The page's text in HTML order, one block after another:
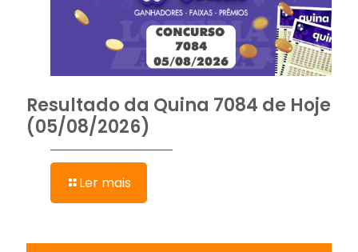
Resultado da Quina 7084 de Hoje
(05/08/2026)
Ler mais